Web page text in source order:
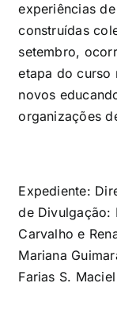
experiências
construídas
setembro,
etapa do curso
novos
organizações
Expediente:
de Divulgação:
Carvalho e
Mariana
Farias S.